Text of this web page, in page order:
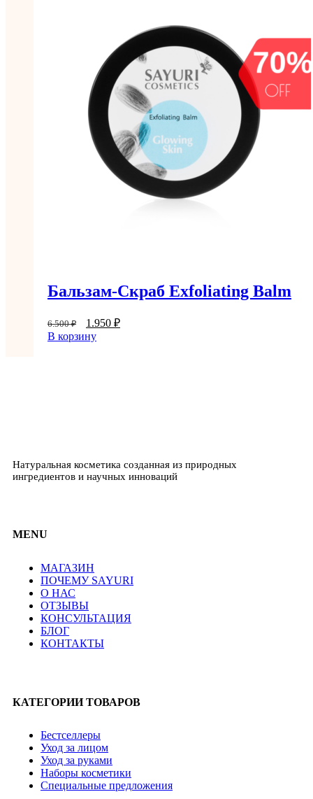
Бальзам-Скраб Еxfoliating Balm
6.500₽ 1.950 ₽
В корзину
Натуральная косметика созданная из природных
ингредиентов и научных инноваций
MENU
МАГАЗИН
ПОЧЕМУ SAYURI
О НАС
ОТЗЫВЫ
КОНСУЛЬТАЦИЯ
БЛОГ
КОНТАКТЫ
КАТЕГОРИИ ТОВАРОВ
Бестселлеры
Уход за лицом
Уход за руками
Наборы косметики
Специальные предложения